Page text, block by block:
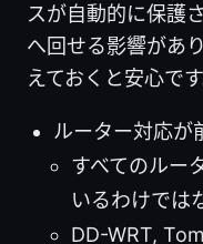
スが自動的に保護
へ回せる影響があ
えておくと安心です
ルーター対応が
すべてのルー
いるわけでは
DD-WRT,